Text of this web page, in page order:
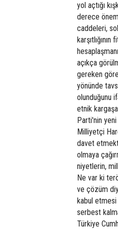
yol açtığı
derece
caddeleri,
açıkça
gereken
yönünde
olunduğunu
etnik
Parti'nin
Milliyetçi
davet
olmaya
niyetlerin,
Ne var ki
ve çözüm
kabul etmesi
serbest
Türkiye